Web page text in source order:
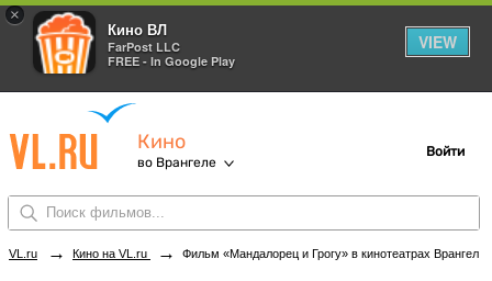
×
Кино ВЛ
FarPost LLC
FREE - In Google Play
VIEW
Кино
во Врангеле
Войти
VL.ru → Кино на VL.ru → Фильм «Мандалорец и Грогу» в кинотеатрах Врангеля. Купить билеты!